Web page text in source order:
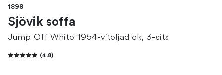
1898
Sjövik soffa
Jump Off White 1954-vitoljad ek, 3-sits
(4.8)